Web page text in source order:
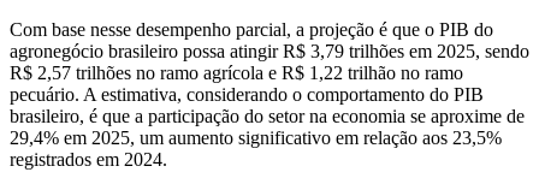
Com base nesse desempenho parcial, a projeção é que o PIB do
agronegócio brasileiro possa atingir R$ 3,79 trilhões em 2025, sendo
R$ 2,57 trilhões no ramo agrícola e R$ 1,22 trilhão no ramo
pecuário. A estimativa, considerando o comportamento do PIB
brasileiro, é que a participação do setor na economia se aproxime de
29,4% em 2025, um aumento significativo em relação aos 23,5%
registrados em 2024.